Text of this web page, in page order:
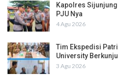
Kapolres
PJU Nya
4 Agu 2026
Tim Ekspedisi
University
3 Agu 2026